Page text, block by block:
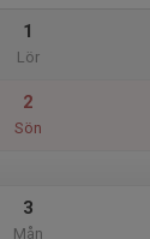
1
Lör
2
Sön
3
Mån